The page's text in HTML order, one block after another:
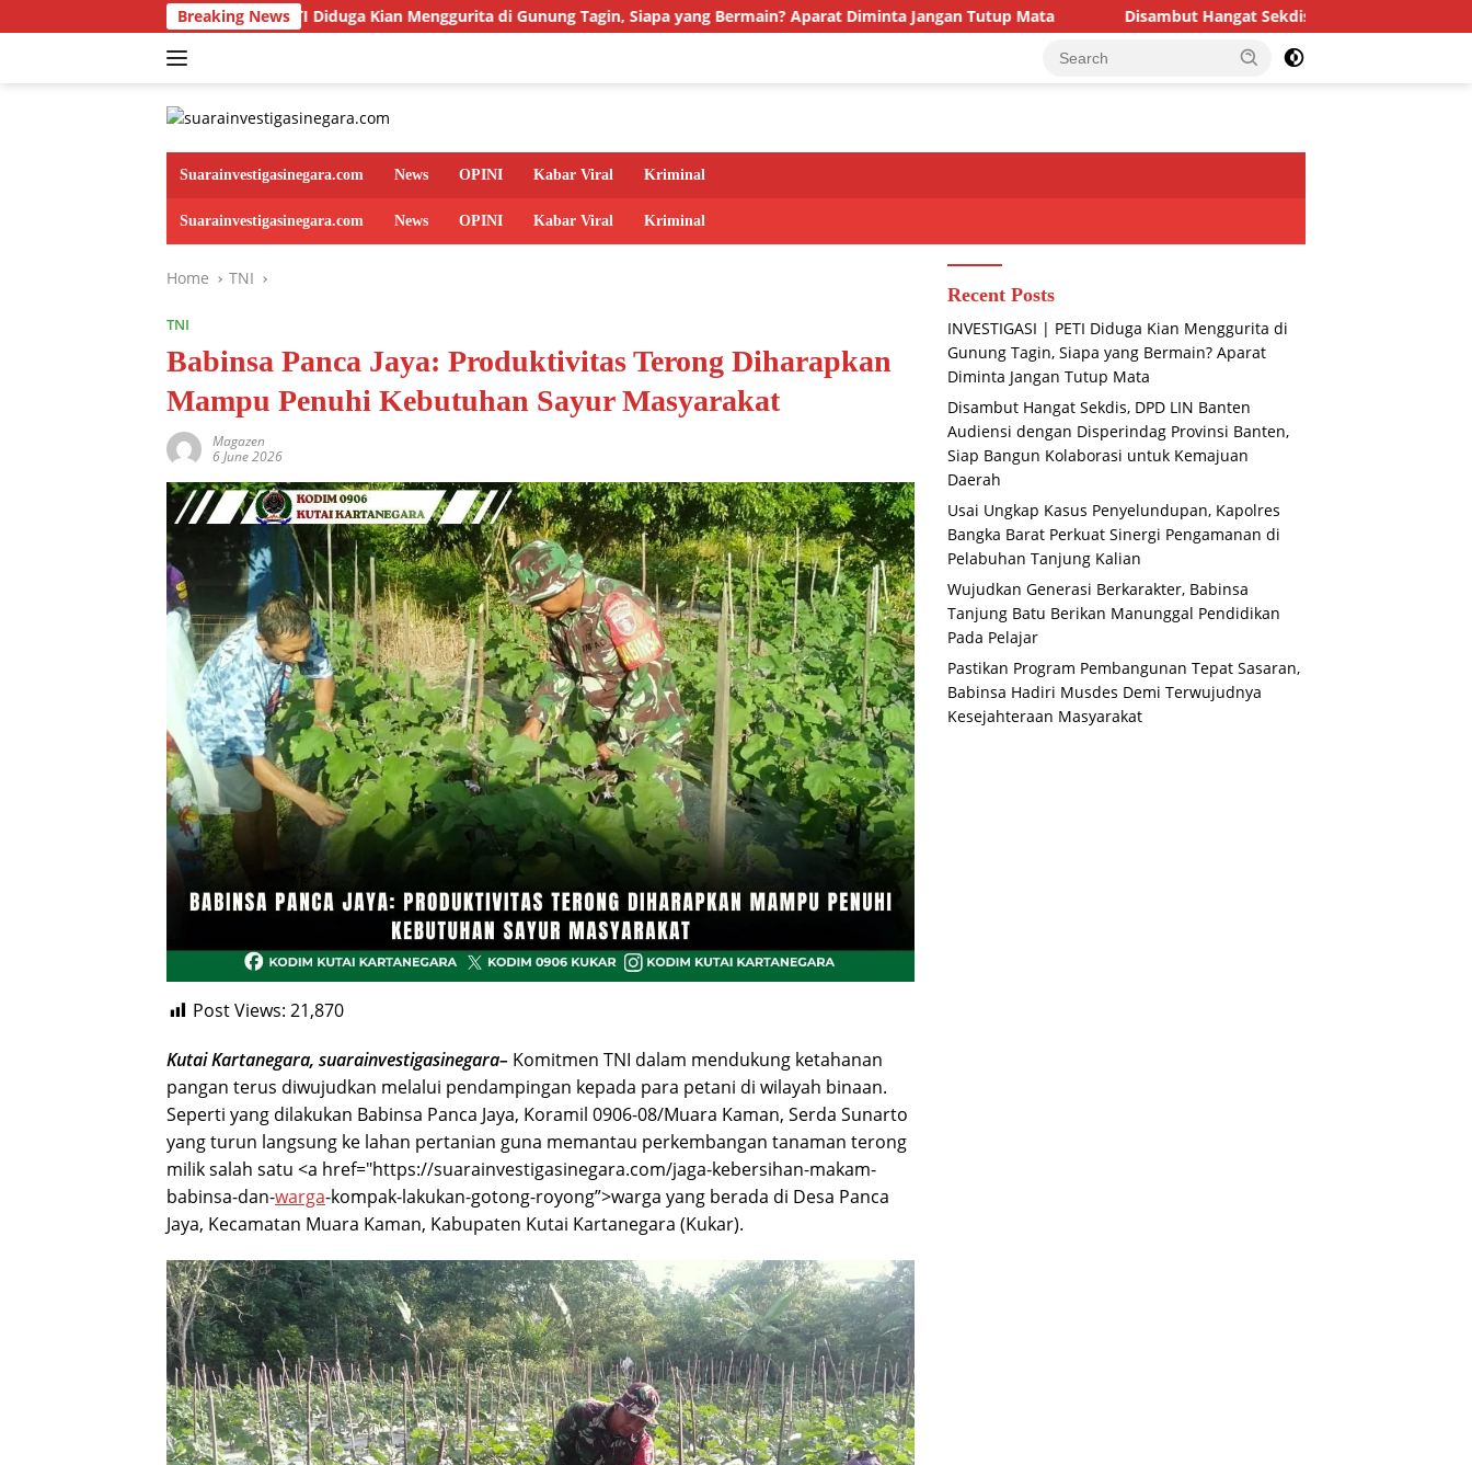
to
Breaking News
| PETI Diduga Kian Menggurita di Gunung Tagin, Siapa yang Bermain? Aparat Diminta Jangan Tutup Mata Disambut Hangat Sekdis, DPD LIN Banten Audiensi dengan
Suarainvestigasinegara.com News OPINI Kabar Viral Kriminal
Suarainvestigasinegara.com News OPINI Kabar Viral Kriminal
Home TNI
TNI
Babinsa Panca Jaya: Produktivitas Terong Diharapkan
Mampu Penuhi Kebutuhan Sayur Masyarakat
Magazen
6 June 2026
Post Views: 21,870
Kutai Kartanegara, suarainvestigasinegara– Komitmen TNI dalam mendukung ketahanan
pangan terus diwujudkan melalui pendampingan kepada para petani di wilayah binaan.
Seperti yang dilakukan Babinsa Panca Jaya, Koramil 0906-08/Muara Kaman, Serda Sunarto
yang turun langsung ke lahan pertanian guna memantau perkembangan tanaman terong
milik salah satu <a href="https://suarainvestigasinegara.com/jaga-kebersihan-makam-
babinsa-dan-warga-kompak-lakukan-gotong-royong”>warga yang berada di Desa Panca
Jaya, Kecamatan Muara Kaman, Kabupaten Kutai Kartanegara (Kukar).
Recent Posts
INVESTIGASI | PETI Diduga Kian Menggurita di
Gunung Tagin, Siapa yang Bermain? Aparat
Diminta Jangan Tutup Mata
Disambut Hangat Sekdis, DPD LIN Banten
Audiensi dengan Disperindag Provinsi Banten,
Siap Bangun Kolaborasi untuk Kemajuan
Daerah
Usai Ungkap Kasus Penyelundupan, Kapolres
Bangka Barat Perkuat Sinergi Pengamanan di
Pelabuhan Tanjung Kalian
Wujudkan Generasi Berkarakter, Babinsa
Tanjung Batu Berikan Manunggal Pendidikan
Pada Pelajar
Pastikan Program Pembangunan Tepat Sasaran,
Babinsa Hadiri Musdes Demi Terwujudnya
Kesejahteraan Masyarakat